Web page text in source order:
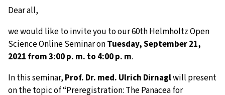
Dear all,
we would like to invite you to our 60th Helmholtz Open
Science Online Seminar onTuesday, September 21,
2021 from 3:00 p. m. to 4:00 p. m.
In this seminar, Prof. Dr. med. Ulrich Dirnaglwill present
on the topic of “Preregistration: The Panacea for